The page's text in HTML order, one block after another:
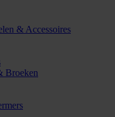
& Accessoires
Broeken